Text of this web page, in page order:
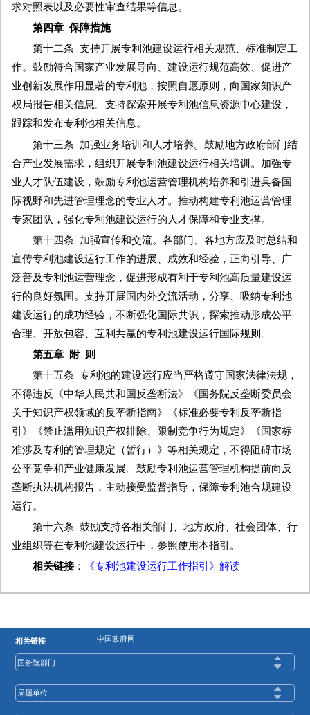
求对照表以及必要性审查结果等信息。
第四章 保障措施
第十二条 支持开展专利池建设运行相关规范、标准制定工
作。鼓励符合国家产业发展导向、建设运行规范高效、促进产
业创新发展作用显著的专利池，按照自愿原则，向国家知识产
权局报告相关信息。支持探索开展专利池信息资源中心建设，
跟踪和发布专利池相关信息。
第十三条 加强业务培训和人才培养。鼓励地方政府部门结
合产业发展需求，组织开展专利池建设运行相关培训。加强专
业人才队伍建设，鼓励专利池运营管理机构培养和引进具备国
际视野和先进管理理念的专业人才。推动构建专利池运营管理
专家团队，强化专利池建设运行的人才保障和专业支撑。
第十四条 加强宣传和交流。各部门、各地方应及时总结和
宣传专利池建设运行工作的进展、成效和经验，正向引导、广
泛普及专利池运营理念，促进形成有利于专利池高质量建设运
行的良好氛围。支持开展国内外交流活动，分享、吸纳专利池
建设运行的成功经验，不断强化国际共识，探索推动形成公平
合理、开放包容、互利共赢的专利池建设运行国际规则。
第五章 附 则
第十五条 专利池的建设运行应当严格遵守国家法律法规，
不得违反《中华人民共和国反垄断法》《国务院反垄断委员会
关于知识产权领域的反垄断指南》《标准必要专利反垄断指
引》《禁止滥用知识产权排除、限制竞争行为规定》《国家标
准涉及专利的管理规定（暂行）》等相关规定，不得阻碍市场
公平竞争和产业健康发展。鼓励专利池运营管理机构提前向反
垄断执法机构报告，主动接受监督指导，保障专利池合规建设
运行。
第十六条 鼓励支持各相关部门、地方政府、社会团体、行
业组织等在专利池建设运行中，参照使用本指引。
相关链接： 《专利池建设运行工作指引》解读
相关链接 中国政府网
国务院部门
局属单位